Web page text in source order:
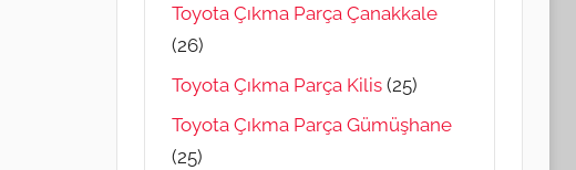
Toyota Çıkma Parça Çanakkale
(26)
Toyota Çıkma Parça Kilis (25)
Toyota Çıkma Parça Gümüşhane
(25)